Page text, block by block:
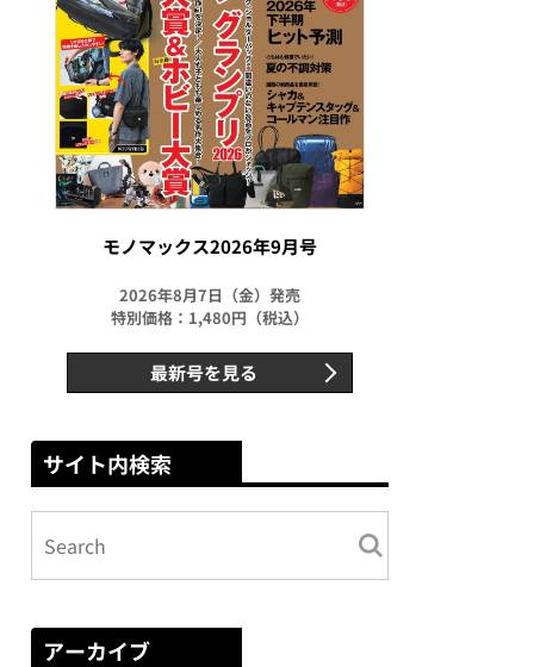
モノマックス2026年9月号
2026年8月7日（金）発売
特別価格：1,480円（税込）
最新号を見る
サイト内検索
アーカイブ